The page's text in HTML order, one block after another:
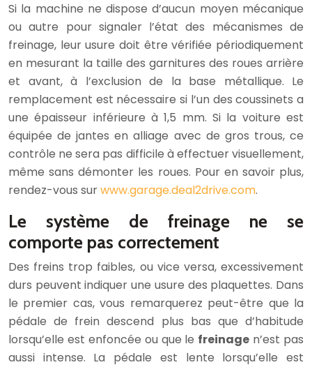
Si la machine ne dispose d’aucun moyen mécanique
ou autre pour signaler l’état des mécanismes de
freinage, leur usure doit être vérifiée périodiquement
en mesurant la taille des garnitures des roues arrière
et avant, à l’exclusion de la base métallique. Le
remplacement est nécessaire si l’un des coussinets a
une épaisseur inférieure à 1,5 mm. Si la voiture est
équipée de jantes en alliage avec de gros trous, ce
contrôle ne sera pas difficile à effectuer visuellement,
même sans démonter les roues. Pour en savoir plus,
rendez-vous surwww.garage.deal2drive.com.
Le système de freinage ne se
comporte pas correctement
Des freins trop faibles, ou vice versa, excessivement
durs peuvent indiquer une usure des plaquettes. Dans
le premier cas, vous remarquerez peut-être que la
pédale de frein descend plus bas que d’habitude
lorsqu’elle est enfoncée ou que le freinage n’est pas
aussi intense. La pédale est lente lorsqu’elle est